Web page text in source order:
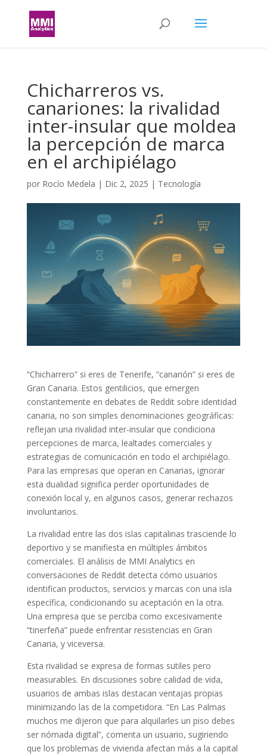
Chicharreros vs.
canariones: la rivalidad
inter-insular que moldea
la percepción de marca
en el archipiélago
por Rocío Medela | Dic 2, 2025 | Tecnología
“Chicharrero” si eres de Tenerife, “canarión” si eres de
Gran Canaria. Estos gentilicios, que emergen
constantemente en debates de Reddit sobre identidad
canaria, no son simples denominaciones geográficas:
reflejan una rivalidad inter-insular que condiciona
percepciones de marca, lealtades comerciales y
estrategias de comunicación en todo el archipiélago.
Para las empresas que operan en Canarias, ignorar
esta dualidad significa perder oportunidades de
conexión local y, en algunos casos, generar rechazos
involuntarios.
La rivalidad entre las dos islas capitalinas trasciende lo
deportivo y se manifiesta en múltiples ámbitos
comerciales. El análisis de MMI Analytics en
conversaciones de Reddit detecta cómo usuarios
identifican productos, servicios y marcas con una isla
específica, condicionando su aceptación en la otra.
Una empresa que se perciba como excesivamente
“tinerfeña” puede enfrentar resistencias en Gran
Canaria, y viceversa.
Esta rivalidad se expresa de formas sutiles pero
measurables. En discusiones sobre calidad de vida,
usuarios de ambas islas destacan ventajas propias
minimizando las de la competidora. “En Las Palmas
muchos me dijeron que para alquilarles un piso debes
ser nómada digital”, comenta un usuario, sugiriendo
que los problemas de vivienda afectan más a la capital